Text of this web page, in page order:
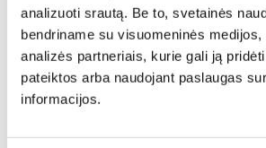
analizuoti srautą. Be to, svetainės
bendriname su visuomeninės
analizės partneriais, kurie gali ją
pateiktos arba naudojant paslaugas
informacijos.
Reikia daugiau informacijos?
Rodyti artimiausią parduotuvę